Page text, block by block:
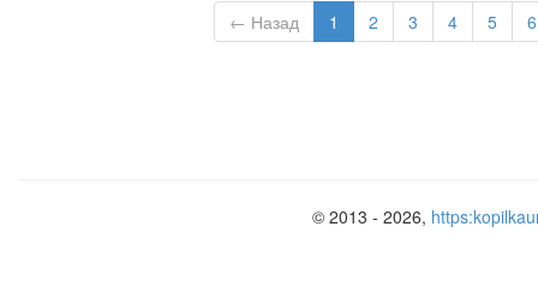
← Назад 1 2 3 4 5 6
© 2013 - 2026,